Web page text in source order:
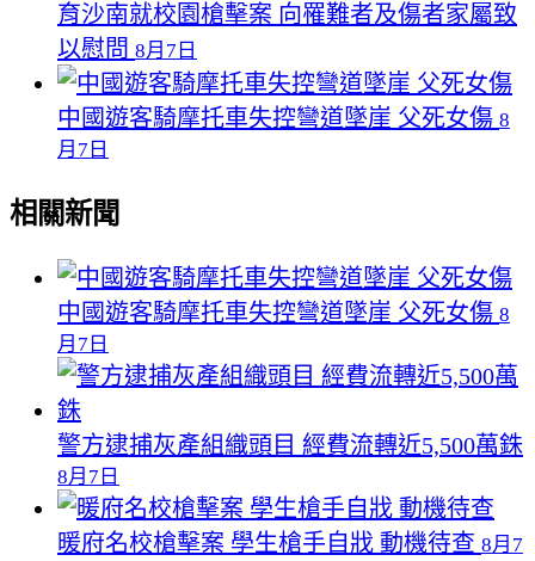
育沙南就校園槍擊案 向罹難者及傷者家屬致
以慰問 8月7日
中國遊客騎摩托車失控彎道墜崖 父死女傷 8
月7日
相關新聞
中國遊客騎摩托車失控彎道墜崖 父死女傷 8
月7日
警方逮捕灰產組織頭目 經費流轉近5,500萬銖
8月7日
暖府名校槍擊案 學生槍手自戕 動機待查 8月7